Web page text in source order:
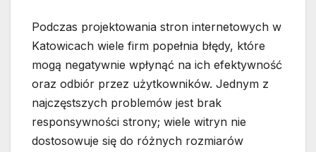
Podczas projektowania stron internetowych w
Katowicach wiele firm popełnia błędy, które
mogą negatywnie wpłynąć na ich efektywność
oraz odbiór przez użytkowników. Jednym z
najczęstszych problemów jest brak
responsywności strony; wiele witryn nie
dostosowuje się do różnych rozmiarów